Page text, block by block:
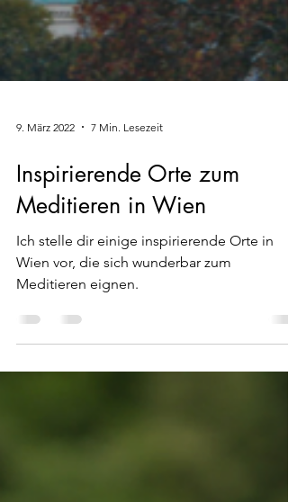
9. März 2022 7 Min. Lesezeit
Inspirierende Orte zum
Meditieren in Wien
Ich stelle dir einige inspirierende Orte in
Wien vor, die sich wunderbar zum
Meditieren eignen.